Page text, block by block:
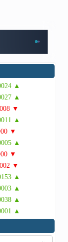
▲
▲
▼
▲
▼
▲
▼
▼
▲
▲
▲
▲